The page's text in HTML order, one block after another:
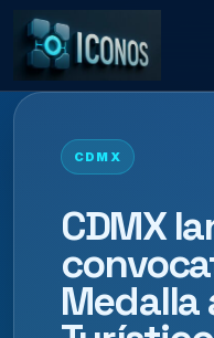
CDMX
CDMX
Medalla